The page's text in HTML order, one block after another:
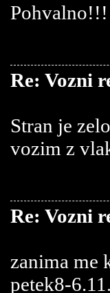
Pohvalno!!!
Re: Vozni
Stran je
vozim z
Re: Vozni
zanima me
petek8-